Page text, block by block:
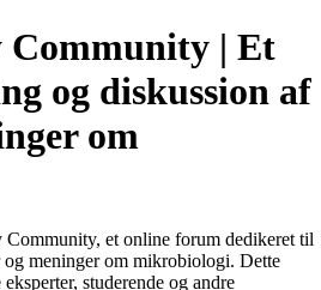
| Et
og diskussion af
om
et online forum dedikeret til
meninger om mikrobiologi. Dette
studerende og andre